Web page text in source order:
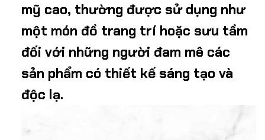
mỹ cao, thường được sử dụng như
một món đồ trang trí hoặc sưu tầm
đối với những người đam mê các
sản phẩm có thiết kế sáng tạo và
độc lạ.